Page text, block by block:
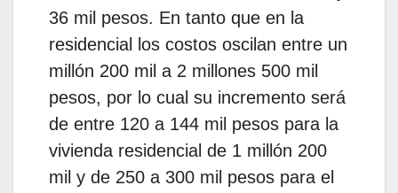
36 mil pesos. En tanto que en la
residencial los costos oscilan entre un
millón 200 mil a 2 millones 500 mil
pesos, por lo cual su incremento será
de entre 120 a 144 mil pesos para la
vivienda residencial de 1 millón 200
mil y de 250 a 300 mil pesos para el